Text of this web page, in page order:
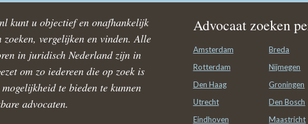
kunt u objectief en onafhankelijk
vergelijken en vinden. Alle
in juridisch Nederland zijn in
om zo iedereen die op zoek is
te bieden te kunnen
advocaten.
Advocaat zoeken
Amsterdam
Rotterdam
Den Haag
Utrecht
Eindhoven
Breda
Nijmegen
Groningen
Den Bosch
Maastricht